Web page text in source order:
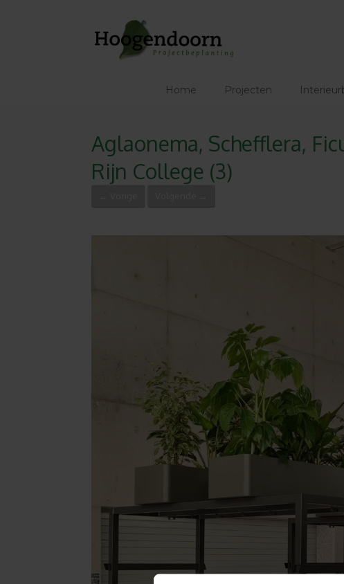
Home Projecten
Aglaonema, Schefflera,
Rijn College (3)